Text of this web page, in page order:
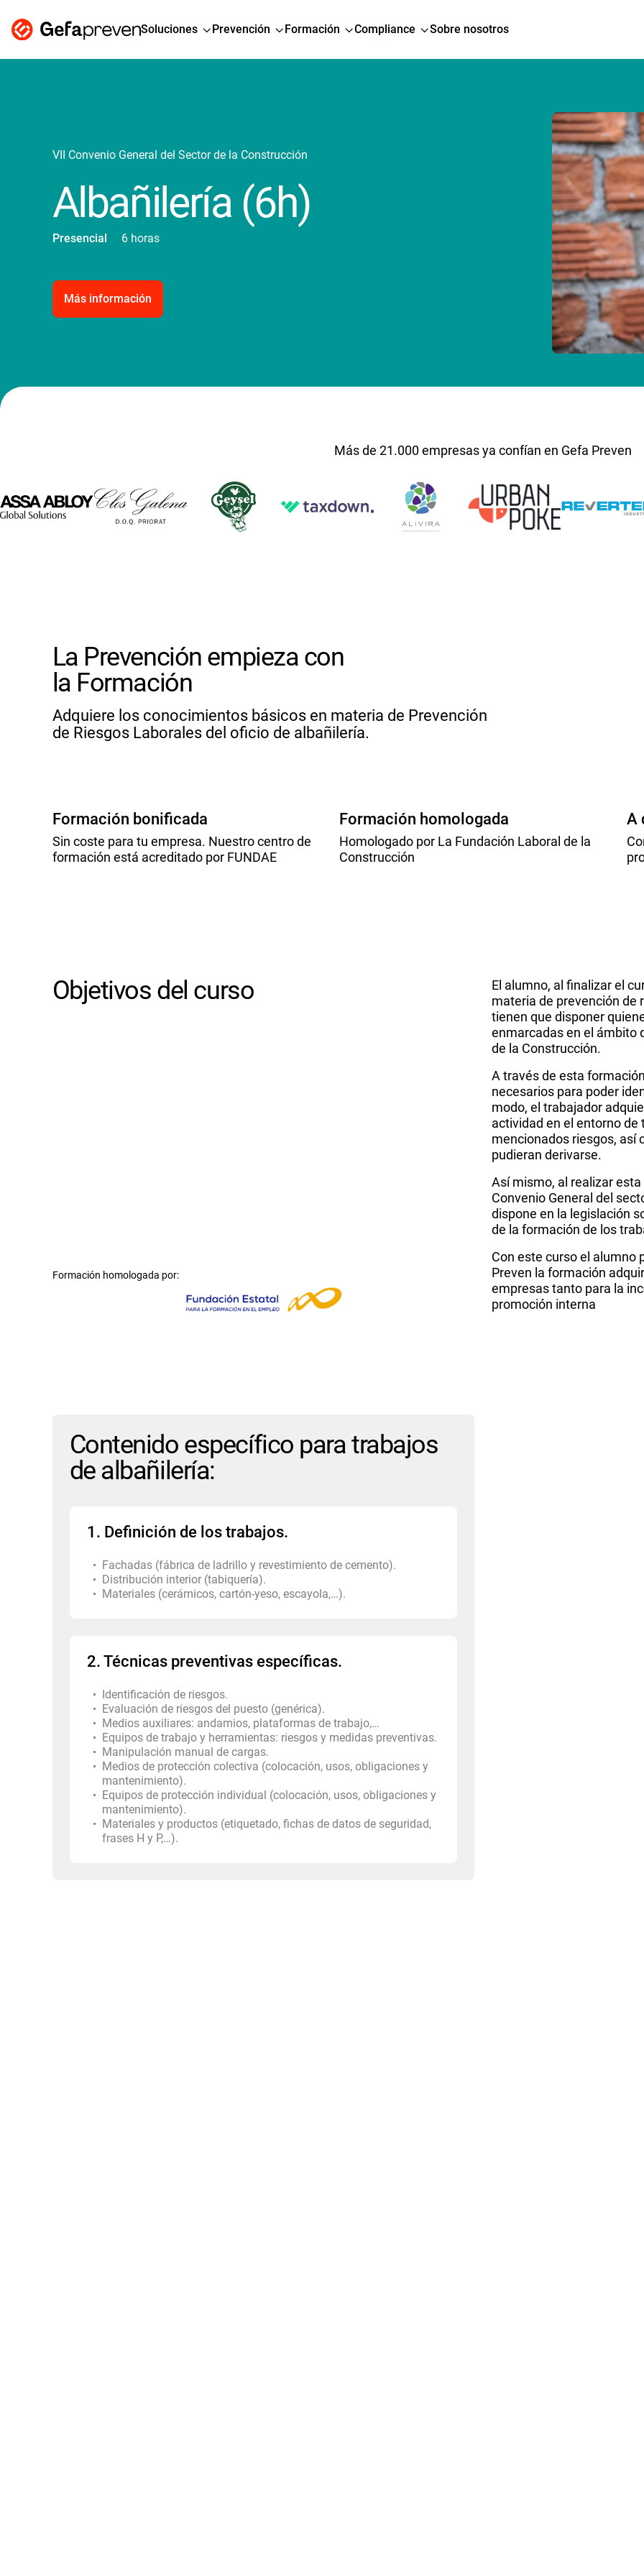
Soluciones Prevención Formación Compliance Sobre nosotros
VII Convenio General del Sector de la Construcción
Albañilería (6h)
Presencial 6 horas
Más información
Más de 21.000 empresas ya confían en Gefa Preven
La Prevención empieza con
la Formación
Adquiere los conocimientos básicos en materia de Prevención
de Riesgos Laborales del oficio de albañilería.
Formación bonificada
Sin coste para tu empresa. Nuestro centro de
formación está acreditado por FUNDAE
Formación homologada
Homologado por La Fundación Laboral de la
Construcción
A
Objetivos del curso
El alumno, al finalizar el
materia de prevención de
tienen que disponer
enmarcadas en el ámbito
de la Construcción.
A través de esta
necesarios para poder
modo, el trabajador
actividad en el entorno
mencionados riesgos, así
pudieran derivarse.
Así mismo, al realizar
Convenio General del
dispone en la legislación
de la formación de los
Con este curso el alumno
Preven la formación
empresas tanto para la
promoción interna
Formación homologada por:
Contenido específico para trabajos
de albañilería:
1. Definición de los trabajos.
Fachadas (fábrica de ladrillo y revestimiento de cemento).
Distribución interior (tabiquería).
Materiales (cerámicos, cartón-yeso, escayola,…).
2. Técnicas preventivas específicas.
Identificación de riesgos.
Evaluación de riesgos del puesto (genérica).
Medios auxiliares: andamios, plataformas de trabajo,…
Equipos de trabajo y herramientas: riesgos y medidas preventivas.
Manipulación manual de cargas.
Medios de protección colectiva (colocación, usos, obligaciones y
mantenimiento).
Equipos de protección individual (colocación, usos, obligaciones y
mantenimiento).
Materiales y productos (etiquetado, fichas de datos de seguridad,
frases H y P,…).